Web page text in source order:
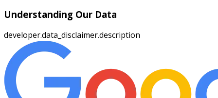
Understanding Our Data
developer.data_disclaimer.description